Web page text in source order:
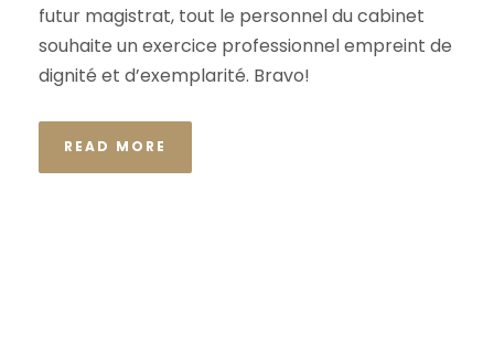
futur magistrat, tout le personnel du cabinet
souhaite un exercice professionnel empreint de
dignité et d’exemplarité. Bravo!
READ MORE